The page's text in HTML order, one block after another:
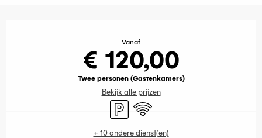
Vanaf
€ 120,00
Twee personen (Gastenkamers)
Bekijk alle prijzen
Parkeerplaats
Wifi
+ 10 andere dienst(en)